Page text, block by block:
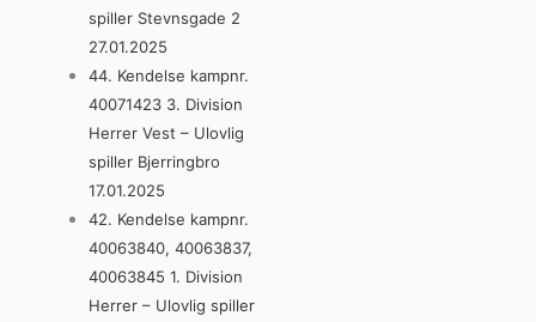
spiller Stevnsgade 2
27.01.2025
44. Kendelse kampnr.
40071423 3. Division
Herrer Vest – Ulovlig
spiller Bjerringbro
17.01.2025
42. Kendelse kampnr.
40063840, 40063837,
40063845 1. Division
Herrer – Ulovlig spiller